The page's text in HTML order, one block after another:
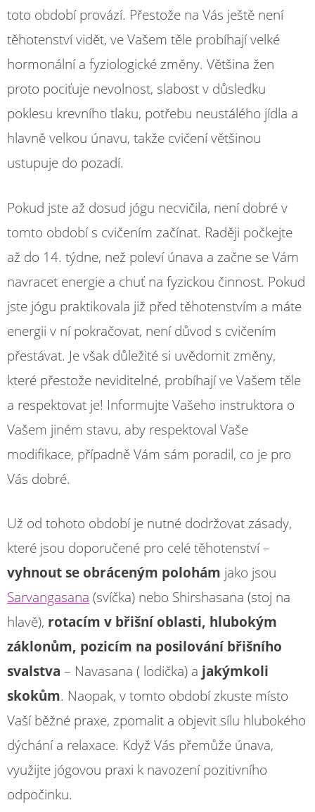
toto období provází. Přestože na Vás ještě není
těhotenství vidět, ve Vašem těle probíhají velké
hormonální a fyziologické změny. Většina žen
proto pociťuje nevolnost, slabost v důsledku
poklesu krevního tlaku, potřebu neustálého jídla a
hlavně velkou únavu, takže cvičení většinou
ustupuje do pozadí.
Pokud jste až dosud jógu necvičila, není dobré v
tomto období s cvičením začínat. Raději počkejte
až do 14. týdne, než poleví únava a začne se Vám
navracet energie a chuť na fyzickou činnost. Pokud
jste jógu praktikovala již před těhotenstvím a máte
energii v ní pokračovat, není důvod s cvičením
přestávat. Je však důležité si uvědomit změny,
které přestože neviditelné, probíhají ve Vašem těle
a respektovat je! Informujte Vašeho instruktora o
Vašem jiném stavu, aby respektoval Vaše
modifikace, případně Vám sám poradil, co je pro
Vás dobré.
Už od tohoto období je nutné dodržovat zásady,
které jsou doporučené pro celé těhotenství –
vyhnout se obráceným polohám jako jsou
Sarvangasana (svíčka) nebo Shirshasana (stoj na
hlavě), rotacím v břišní oblasti, hlubokým
záklonům, pozicím na posilování břišního
svalstva – Navasana ( lodička) a jakýmkoli
skokům. Naopak, v tomto období zkuste místo
Vaší běžné praxe, zpomalit a objevit sílu hlubokého
dýchání a relaxace. Když Vás přemůže únava,
využijte jógovou praxi k navození pozitivního
odpočinku.